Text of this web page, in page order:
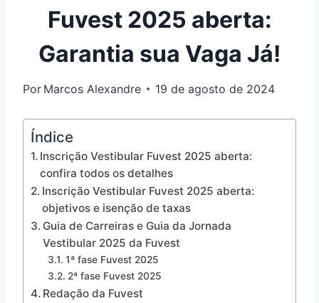
Fuvest 2025 aberta:
Garantia sua Vaga Já!
Por Marcos Alexandre 19 de agosto de 2024
Índice
Inscrição Vestibular Fuvest 2025 aberta:
confira todos os detalhes
Inscrição Vestibular Fuvest 2025 aberta:
objetivos e isenção de taxas
Guia de Carreiras e Guia da Jornada
Vestibular 2025 da Fuvest
1ª fase Fuvest 2025
2ª fase Fuvest 2025
Redação da Fuvest